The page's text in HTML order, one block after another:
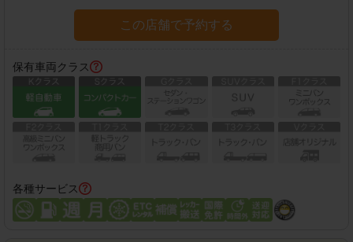
この店舗で予約する
保有車両クラス
各種サービス